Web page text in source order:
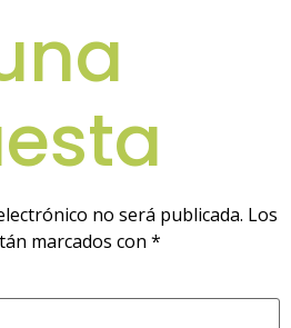
no será publicada. Los
marcados con *